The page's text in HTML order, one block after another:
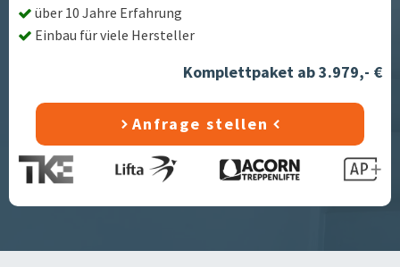
über 10 Jahre Erfahrung
Einbau für viele Hersteller
Komplettpaket ab 3.979,- €
Anfrage stellen